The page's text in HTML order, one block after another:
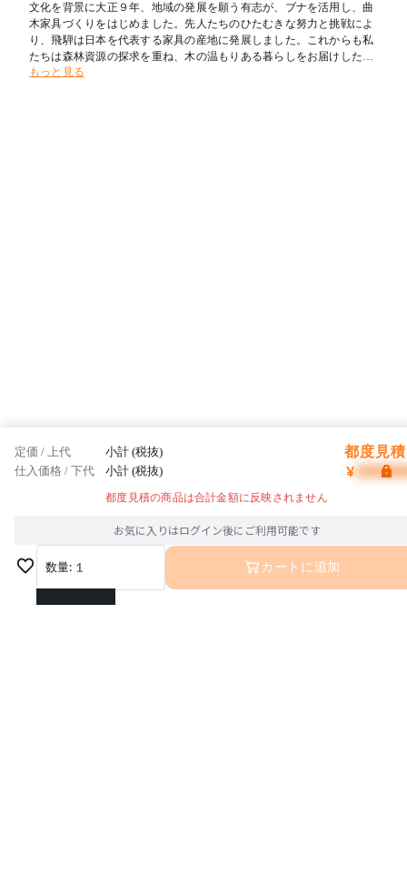
文化を背景に大正９年、地域の発展を願う有志が、ブナを活用し、曲
木家具づくりをはじめました。先人たちのひたむきな努力と挑戦によ
り、飛騨は日本を代表する家具の産地に発展しました。これからも私
たちは森林資源の探求を重ね、木の温もりある暮らしをお届けしたい
と考えます。新たな創造を可能とし、その魅力を求めて人々が集う場
もっと見る
定価 / 上代 小計 (税抜) 都度見
仕入価格 / 下代 小計 (税抜) ¥
都度見積の商品は合計金額に反映されません
お気に入りはログイン後にご利用可能です
数量: 1
1
カートに追加